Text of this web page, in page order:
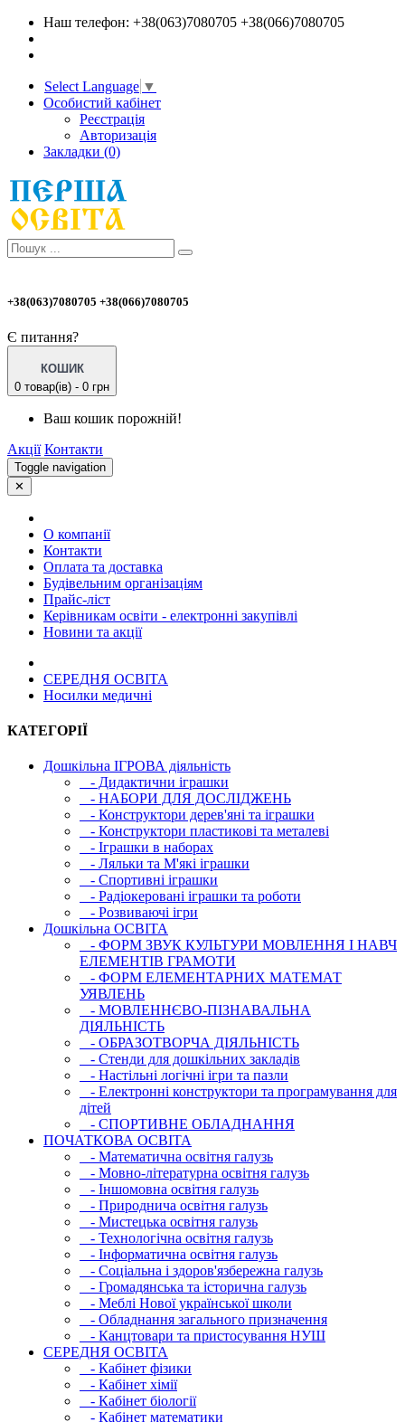
Наш телефон: +38(063)7080705 +38(066)7080705
Select Language ▼
Особистий кабінет
Реєстрація
Авторизація
Закладки (0)
+38(063)7080705 +38(066)7080705
Є питання?
КОШИК
0 товар(ів) - 0 грн
Ваш кошик порожній!
Акції Контакти
Toggle navigation
✕
О компанії
Контакти
Оплата та доставка
Будівельним організаціям
Прайс-ліст
Керівникам освіти - електронні закупівлі
Новини та акції
СЕРЕДНЯ ОСВIТА
Носилки медичні
КАТЕГОРІЇ
Дошкільна ІГРОВА діяльність
- Дидактични іграшки
- НАБОРИ ДЛЯ ДОСЛІДЖЕНЬ
- Конструктори дерев'яні та іграшки
- Конструктори пластикові та металеві
- Іграшки в наборах
- Ляльки та М'які іграшки
- Спортивні іграшки
- Радіокеровані іграшки та роботи
- Розвиваючі ігри
Дошкільна ОСВIТА
- ФОРМ ЗВУК КУЛЬТУРИ МОВЛЕННЯ І НАВЧ
ЕЛЕМЕНТІВ ГРАМОТИ
- ФОРМ ЕЛЕМЕНТАРНИХ МАТЕМАТ
УЯВЛЕНЬ
- МОВЛЕННЄВО-ПІЗНАВАЛЬНА
ДІЯЛЬНІСТЬ
- ОБРАЗОТВОРЧА ДІЯЛЬНІСТЬ
- Стенди для дошкільних закладів
- Настільні логічні ігри та пазли
- Електронні конструктори та програмування для
дітей
- СПОРТИВНЕ ОБЛАДНАННЯ
ПОЧАТКОВА ОСВIТА
- Математична освітня галузь
- Мовно-літературна освітня галузь
- Iншомовна освітня галузь
- Природнича освітня галузь
- Мистецька освітня галузь
- Технологічна освітня галузь
- Інфopматична освітня галузь
- Соціальна і здоров'язбережна галузь
- Громадянська та історична галузь
- Меблі Нової української школи
- Обладнання загального призначення
- Канцтовари та пристосування НУШ
СЕРЕДНЯ ОСВIТА
- Кабінет фізики
- Кабінет хімії
- Кабінет біології
- Кабінет математики